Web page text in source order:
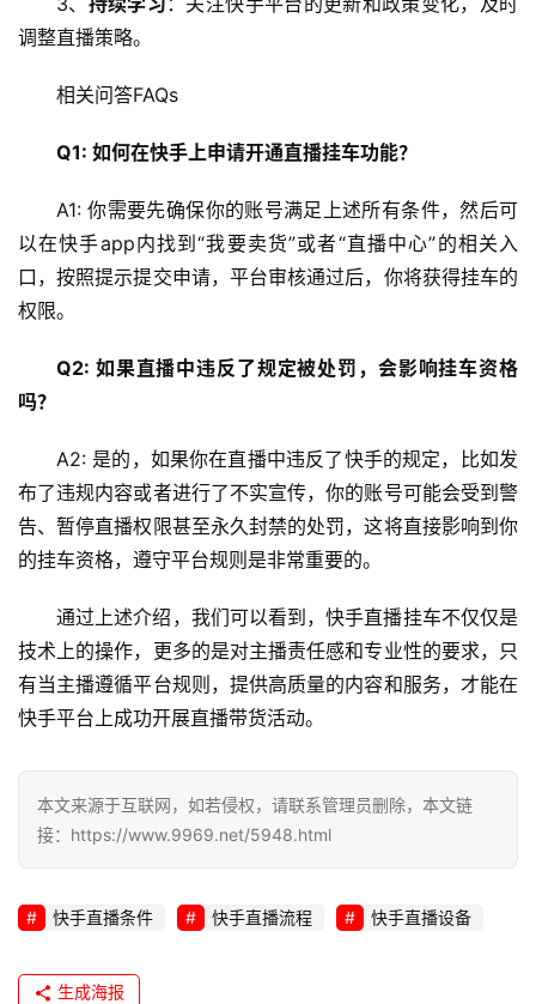
l
调整直播策略。
相关问答FAQs
Q1: 如何在快手上申请开通直播挂车功能？
A1: 你需要先确保你的账号满足上述所有条件，然后可
以在快手app内找到“我要卖货”或者“直播中心”的相关入
口，按照提示提交申请，平台审核通过后，你将获得挂车的
权限。
Q2: 如果直播中违反了规定被处罚，会影响挂车资格
吗？
A2: 是的，如果你在直播中违反了快手的规定，比如发
布了违规内容或者进行了不实宣传，你的账号可能会受到警
告、暂停直播权限甚至永久封禁的处罚，这将直接影响到你
的挂车资格，遵守平台规则是非常重要的。
通过上述介绍，我们可以看到，快手直播挂车不仅仅是
技术上的操作，更多的是对主播责任感和专业性的要求，只
有当主播遵循平台规则，提供高质量的内容和服务，才能在
快手平台上成功开展直播带货活动。
本文来源于互联网，如若侵权，请联系管理员删除，本文链
接：https://www.9969.net/5948.html
快手直播条件 快手直播流程 快手直播设备
生成海报